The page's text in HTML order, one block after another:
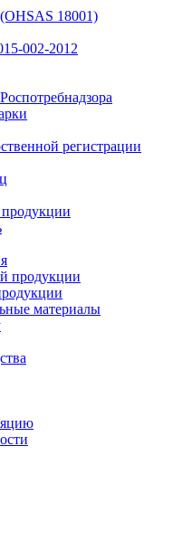
18001)
002-2012
регистрации
продукции
материалы